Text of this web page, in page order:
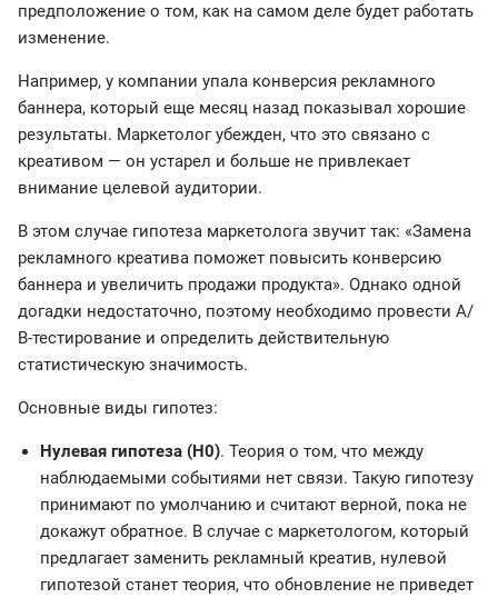
предположение о том, как на самом деле будет работать
изменение.
Например, у компании упала конверсия рекламного
баннера, который еще месяц назад показывал хорошие
результаты. Маркетолог убежден, что это связано с
креативом — он устарел и больше не привлекает
внимание целевой аудитории.
В этом случае гипотеза маркетолога звучит так: «Замена
рекламного креатива поможет повысить конверсию
баннера и увеличить продажи продукта». Однако одной
догадки недостаточно, поэтому необходимо провести А/
В-тестирование и определить действительную
статистическую значимость.
Основные виды гипотез:
Нулевая гипотеза (Н0). Теория о том, что между
наблюдаемыми событиями нет связи. Такую гипотезу
принимают по умолчанию и считают верной, пока не
докажут обратное. В случае с маркетологом, который
предлагает заменить рекламный креатив, нулевой
гипотезой станет теория, что обновление не приведет